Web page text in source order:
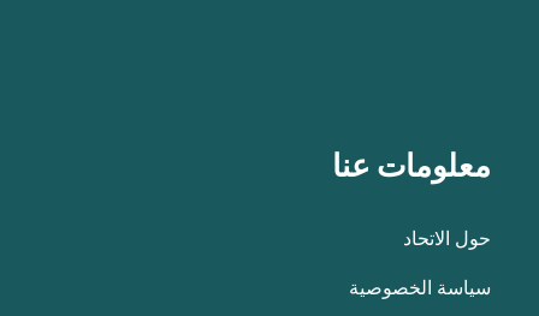
معلومات عنا
حول الاتحاد
سياسة الخصوصية